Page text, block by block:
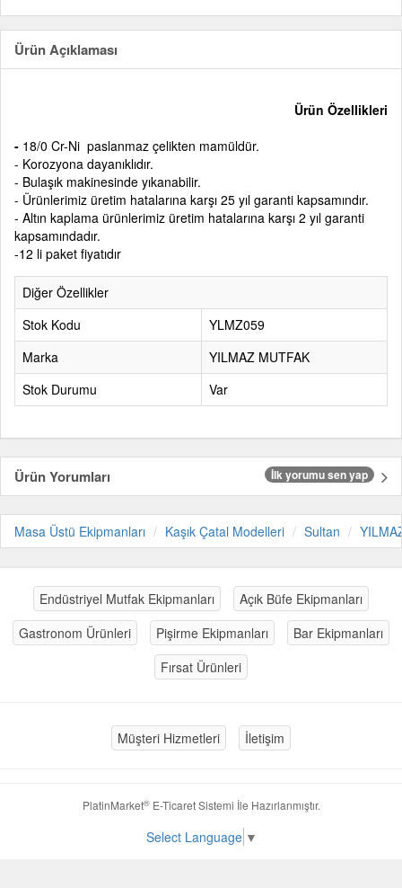
Ürün Açıklaması
Ürün Özellikleri
- 18/0 Cr-Ni paslanmaz çelikten mamüldür.
- Korozyona dayanıklıdır.
- Bulaşık makinesinde yıkanabilir.
- Ürünlerimiz üretim hatalarına karşı 25 yıl garanti kapsamındır.
- Altın kaplama ürünlerimiz üretim hatalarına karşı 2 yıl garanti
kapsamındadır.
-12 li paket fiyatıdır
Diğer Özellikler
Stok Kodu
YLMZ059
Marka
YILMAZ MUTFAK
Stok Durumu
Var
Ürün Yorumları İlk yorumu sen yap
Masa Üstü Ekipmanları Kaşık Çatal Modelleri Sultan
Endüstriyel Mutfak Ekipmanları
Açık Büfe Ekipmanları
Gastronom Ürünleri
Pişirme Ekipmanları
Bar Ekipmanları
Fırsat Ürünleri
Müşteri Hizmetleri İletişim
PlatinMarket®E-Ticaret Sistemi İle Hazırlanmıştır.
Select Language ▼